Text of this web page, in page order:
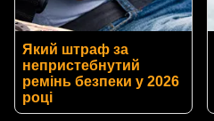
Який штраф за
непристебнутий
ремінь безпеки у 2026
році